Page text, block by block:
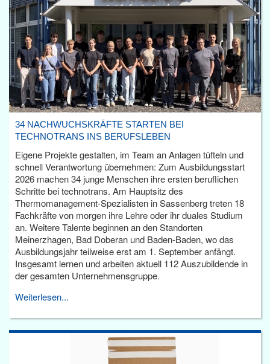
34 NACHWUCHSKRÄFTE STARTEN BEI
TECHNOTRANS INS BERUFSLEBEN
Eigene Projekte gestalten, im Team an Anlagen tüfteln und
schnell Verantwortung übernehmen: Zum Ausbildungsstart
2026 machen 34 junge Menschen ihre ersten beruflichen
Schritte bei technotrans. Am Hauptsitz des
Thermomanagement-Spezialisten in Sassenberg treten 18
Fachkräfte von morgen ihre Lehre oder ihr duales Studium
an. Weitere Talente beginnen an den Standorten
Meinerzhagen, Bad Doberan und Baden-Baden, wo das
Ausbildungsjahr teilweise erst am 1. September anfängt.
Insgesamt lernen und arbeiten aktuell 112 Auszubildende in
der gesamten Unternehmensgruppe.
Weiterlesen...